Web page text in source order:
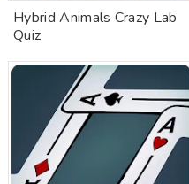
Hybrid Animals Crazy Lab
Quiz